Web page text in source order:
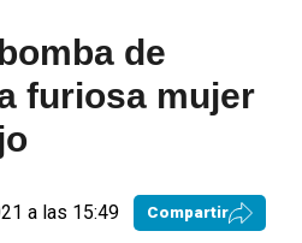
de
furiosa mujer
a las 15:49 Compartir